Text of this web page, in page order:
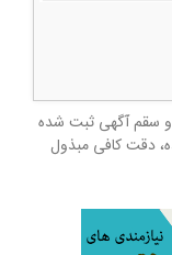
سقم آگهی ثبت شده
دقت کافی مبذول